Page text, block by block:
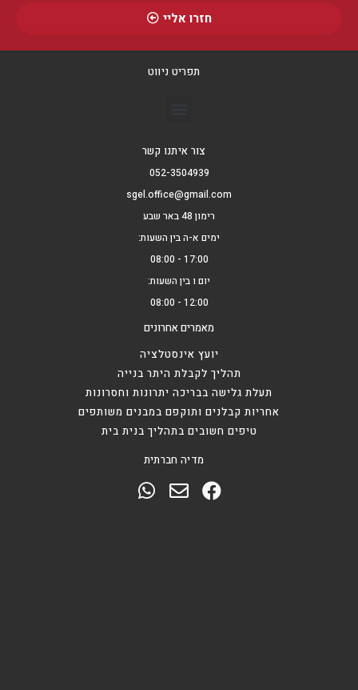
חזרו אליי
תפריט ניווט
צור איתנו קשר
052-3504939
sgel.office@gmail.com
רימון 48 באר שבע
ימים א-ה בין השעות:
17:00 - 08:00
יום ו בין השעות:
12:00 - 08:00
מאמרים אחרונים
יועץ אינסטלציה
תהליך לקבלת היתר בנייה
תעלת גלישה בבריכה יתרונות וחסרונות
אחריות קבלנים ותוקפם במבנים משותפים
טיפים חשובים בתהליך בנית בית
מדיה חברתית